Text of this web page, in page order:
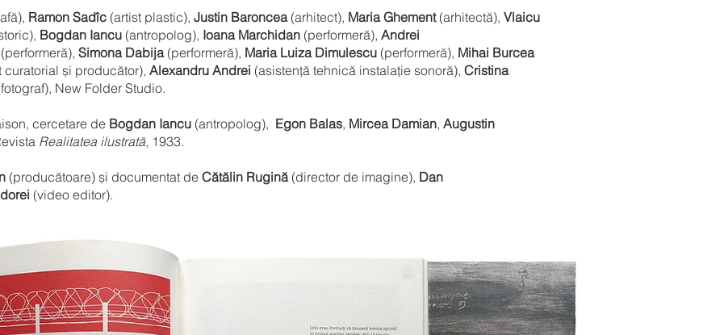
Ramon Sadîc (artist plastic), Justin Baroncea(arhitect), Maria Ghement(arhitectă), Vlaicu
Bogdan Iancu (antropolog), Ioana Marchidan (performeră), Andrei
Simona Dabija(performeră), Maria Luiza Dimulescu (performeră), Mihai Burcea
și producător), Alexandru Andrei (asistență tehnică instalație sonoră), Cristina
New Folder Studio.
cercetare de Bogdan Iancu (antropolog), Egon Balas, Mircea Damian, Augustin
Realitatea ilustrată, 1933.
(producătoare) și documentat de Cătălin Rugină(director de imagine), Dan
(video editor).